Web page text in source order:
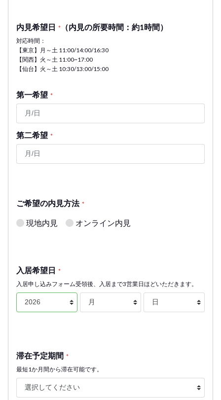
内見希望日 * （内見の所要時間：約1時間）
対応時間：
【東京】月～土 11:00/14:00/16:30
【関西】火～土 11:00~17:00
【仙台】火～土 10:30/13:00/15:00
第一希望 *
第二希望 *
ご希望の内見方法 *
現地内見 オンライン内見
入居希望日 *
入居申し込みフォーム受領後、入居まで3営業日ほどいただきます。
滞在予定期間 *
最短1か月間から滞在可能です。